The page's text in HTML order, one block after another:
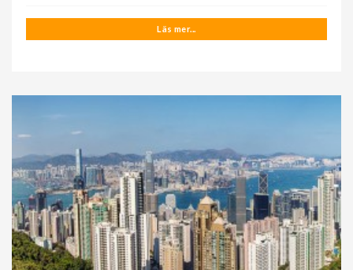
Läs mer...